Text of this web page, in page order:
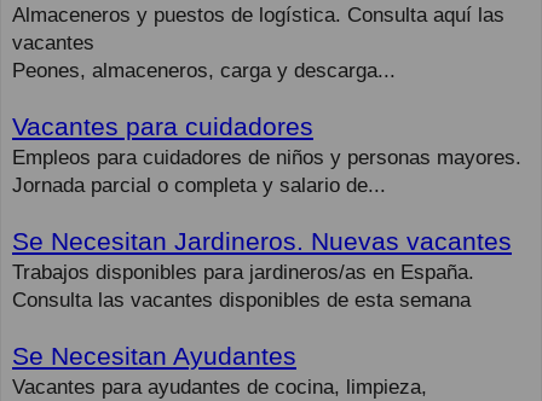
Almaceneros y puestos de logística. Consulta aquí las
vacantes
Peones, almaceneros, carga y descarga...
Vacantes para cuidadores
Empleos para cuidadores de niños y personas mayores.
Jornada parcial o completa y salario de...
Se Necesitan Jardineros. Nuevas vacantes
Trabajos disponibles para jardineros/as en España.
Consulta las vacantes disponibles de esta semana
Se Necesitan Ayudantes
Vacantes para ayudantes de cocina, limpieza,